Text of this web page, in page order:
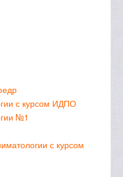
с курсом ИДПО
№1
с курсом